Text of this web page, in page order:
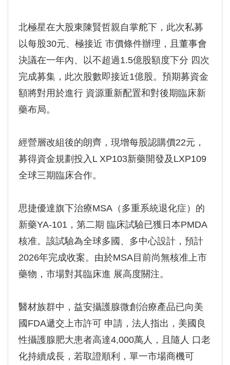
北極星在大股東陳賢哲親自掌舵下，此次私募
以每股30元、極接近 市價條件辦理，且董事會
決議在一年內、以不超過1.5億股額度下分 四次
完成募集，此次股數即接近1億股。預期募資金
額將對用於進行 資源重新配置和對後期臨床新
藥布局。
經營層改組後的朗齊，現增每股認購價22元，
募得資金規劃投入L XP103新藥開發及LXP109
全球三期臨床合作。
思捷優達旗下治療MSA（多重系統退化症）的
新藥YA-101，第二期 臨床試驗已獲日本PMDA
核准。該試驗為全球多國、多中心設計，預計
2026年完成收案。由於MSA目前尚無核准上市
藥物，市場對其臨床進 展高度關注。
醫材族群中，益安攝護腺微創治療產品已向美
國FDA遞交上市許可 申請，法人指出，美國良
性攝護腺肥大患者高達4,000萬人，且隨人 口老
化持續成長，若取證順利，單一市場商機可